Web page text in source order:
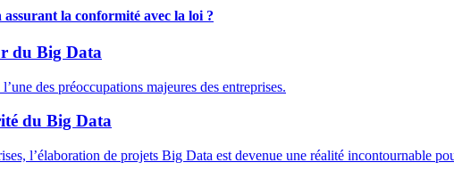
la conformité avec la loi ?
du Big Data
des préoccupations majeures des entreprises.
du Big Data
l’élaboration de projets Big Data est devenue une réalité incontournable